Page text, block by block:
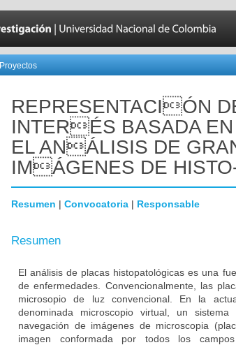
Proyectos
REPRESENTACIÓN
INTERÉS BASADA
EL ANÁLISIS DE
IMÁGENES DE
Resumen | Convocatoria | Responsable
Resumen
El análisis de placas histopatológicas es una
de enfermedades. Convencionalmente, las
microsopio de luz convencional. En la
denominada microscopio virtual, un
navegación de imágenes de microscopia
imagen conformada por todos los